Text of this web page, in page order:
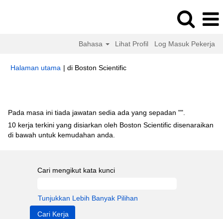
Bahasa Lihat Profil Log Masuk Pekerja
Halaman utama | di Boston Scientific(halaman
Pada masa ini tiada jawatan sedia ada yang sepadan "".
10 kerja terkini yang disiarkan oleh Boston Scientific disenaraikan
di bawah untuk kemudahan anda.
Cari mengikut kata kunci
Tunjukkan Lebih Banyak Pilihan